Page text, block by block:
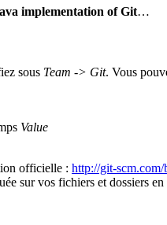
implementation of Git…
sous Team -> Git. Vous
Value
officielle : http://git-
sur vos fichiers et dossiers